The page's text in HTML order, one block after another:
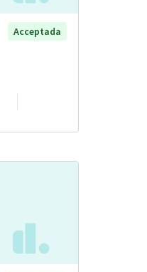
Acceptada